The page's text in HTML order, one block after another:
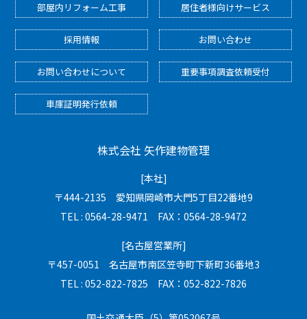
部屋内リフォーム工事 居住者様向けサービス
採用情報 お問い合わせ
お問い合わせについて 重要事項調査依頼受付
車庫証明発行依頼
株式会社 矢作建物管理
[本社]
〒444-2135 愛知県岡崎市大門5丁目22番地9
TEL : 0564-28-9471 FAX：0564-28-9472
[名古屋営業所]
〒457-0051 名古屋市南区笠寺町下新町36番地3
TEL : 052-822-7825 FAX：052-822-7826